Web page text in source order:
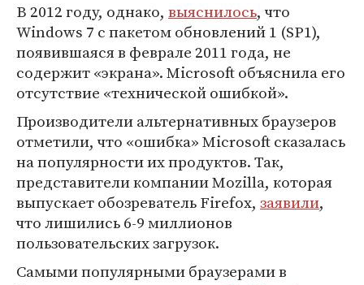
В 2012 году, однако, выяснилось, что
Windows 7 с пакетом обновлений 1 (SP1),
появившаяся в феврале 2011 года, не
содержит «экрана». Microsoft объяснила его
отсутствие «технической ошибкой».
Производители альтернативных браузеров
отметили, что «ошибка» Microsoft сказалась
на популярности их продуктов. Так,
представители компании Mozilla, которая
выпускает обозреватель Firefox, заявили,
что лишились 6-9 миллионов
пользовательских загрузок.
Самыми популярными браузерами в